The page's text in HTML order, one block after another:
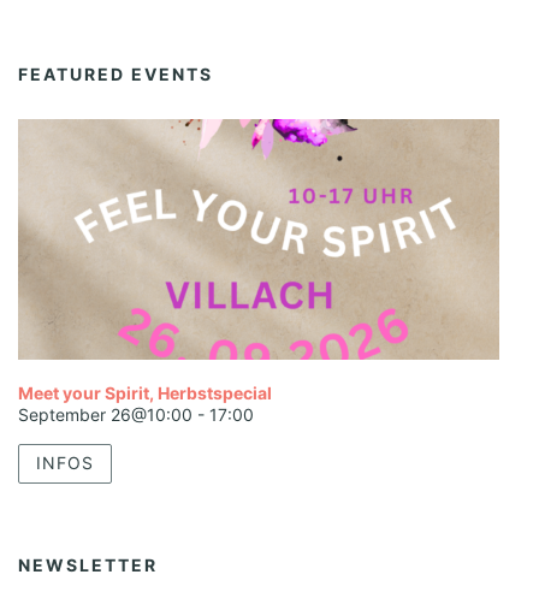
FEATURED EVENTS
Meet your Spirit, Herbstspecial
September 26@10:00 - 17:00
INFOS
NEWSLETTER